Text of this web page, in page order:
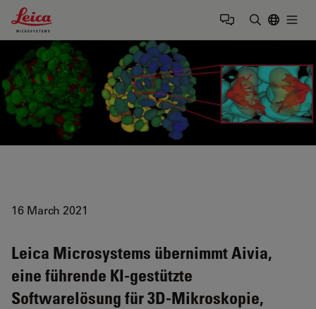
Leica Microsystems Logo
16 March 2021
Leica Microsystems übernimmt Aivia,
eine führende KI-gestützte
Softwarelösung für 3D-Mikroskopie,